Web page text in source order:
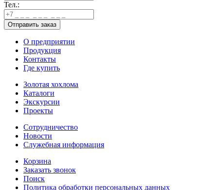
Тел.:
О предприятии
Продукция
Контакты
Где купить
Золотая хохлома
Каталоги
Экскурсии
Проекты
Сотрудничество
Новости
Служебная информация
Корзина
Заказать звонок
Поиск
Политика обработки персональных данных